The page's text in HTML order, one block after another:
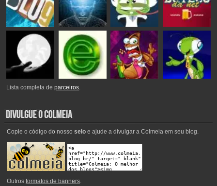
Lista completa deparceiros.
Copie o código do nosso seloe ajude a divulgar a Colmeia em seu blog.
Outros formatos de banners.